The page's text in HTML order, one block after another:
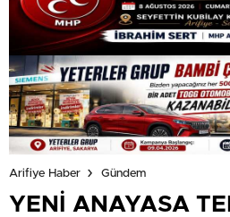
Arifiye Haber Gündem
YENİ ANAYASA